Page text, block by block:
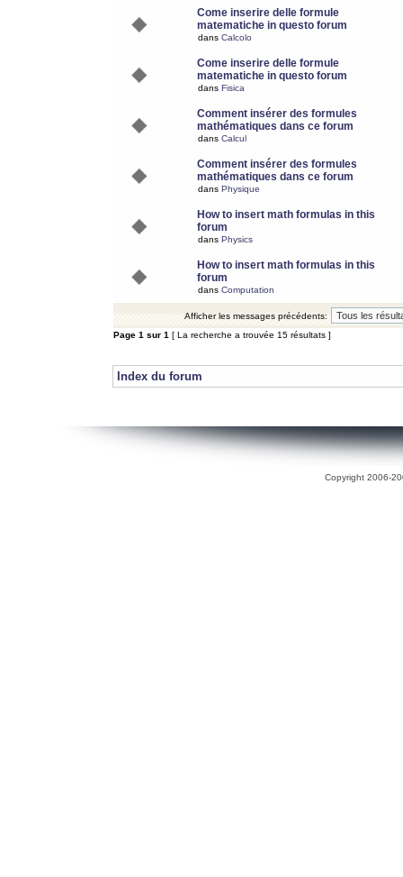
Come inserire delle formule
matematiche in questo forum
dans Calcolo
Come inserire delle formule
matematiche in questo forum
dans Fisica
Comment insérer des formules
mathématiques dans ce forum
dans Calcul
Comment insérer des formules
mathématiques dans ce forum
dans Physique
How to insert math formulas in this
forum
dans Physics
How to insert math formulas in this
forum
dans Computation
Afficher les messages précédents:
Page 1 sur 1 [ La recherche a trouvée 15 résultats ]
Index du forum
Copyright 2006-